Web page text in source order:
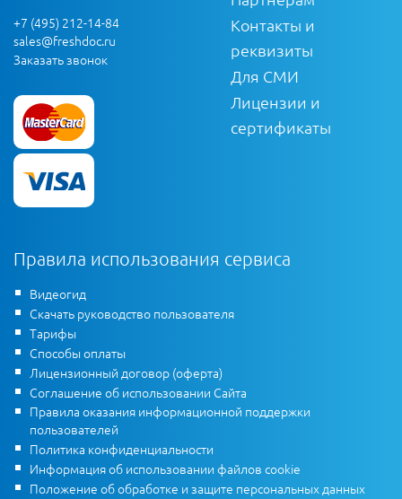
+7 (495) 212-14-84
sales@freshdoc.ru
Заказать звонок
Контакты и
реквизиты
Для СМИ
Лицензии и
сертификаты
Правила использования сервиса
Видеогид
Скачать руководство пользователя
Тарифы
Способы оплаты
Лицензионный договор (оферта)
Соглашение об использовании Сайта
Правила оказания информационной поддержки
пользователей
Политика конфиденциальности
Информация об использовании файлов cookie
Положение об обработке и защите персональных данных